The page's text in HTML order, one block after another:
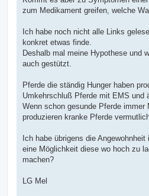
zum Medikament greifen, welche
Ich habe noch nicht alle Links
konkret etwas finde.
Deshalb mal meine Hypothese und
auch gestützt.
Pferde die ständig Hunger haben
Umkehrschluß Pferde mit EMS und
Wenn schon gesunde Pferde immer
produzieren kranke Pferde
Ich habe übrigens die
eine Möglichkeit diese wo hoch zu
machen?
LG Mel